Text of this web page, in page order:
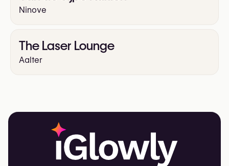
Ninove
The Laser Lounge
Aalter